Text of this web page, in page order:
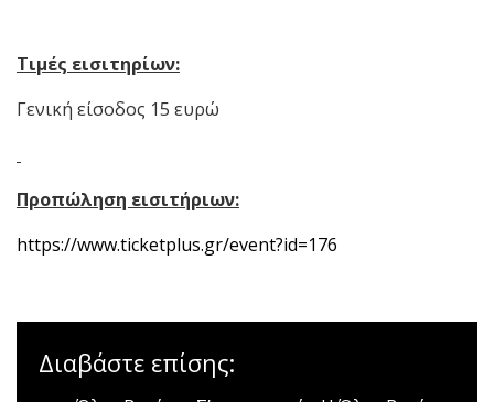
Τιμές εισιτηρίων:
Γενική είσοδος 15 ευρώ
Προπώληση εισιτήριων:
https://www.ticketplus.gr/event?id=176
Διαβάστε επίσης: